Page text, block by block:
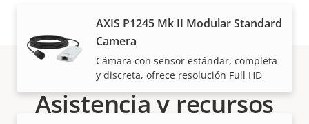
AXIS P1245 Mk II Modular Standard
Camera
Cámara con sensor estándar, completa
y discreta, ofrece resolución Full HD
Asistencia y recursos